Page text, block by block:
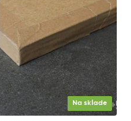
Na sklade